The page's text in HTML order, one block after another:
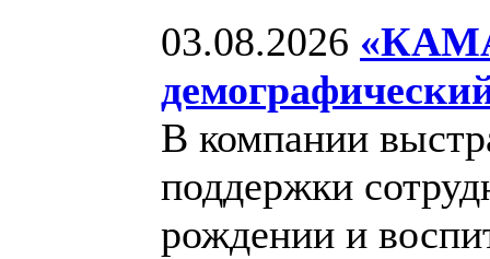
03.08.2026
В компании
поддержки
рождении и